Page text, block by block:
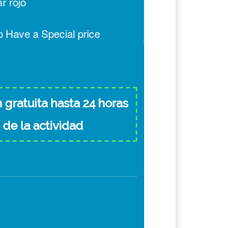
rojo
Have a Special price
gratuita hasta 24 horas
la actividad